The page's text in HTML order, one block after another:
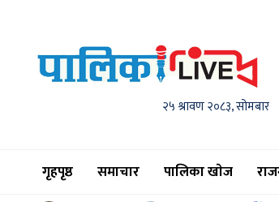
२५ श्रावण २०८३, सोमबार
गृहपृष्ठ समाचार पालिका खाेज